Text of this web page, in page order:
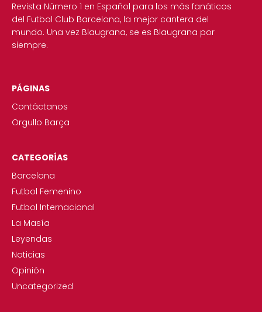
Revista Número 1 en Español para los más fanáticos
del Futbol Club Barcelona, la mejor cantera del
mundo. Una vez Blaugrana, se es Blaugrana por
siempre.
PÁGINAS
Contáctanos
Orgullo Barça
CATEGORÍAS
Barcelona
Futbol Femenino
Futbol Internacional
La Masía
Leyendas
Noticias
Opinión
Uncategorized